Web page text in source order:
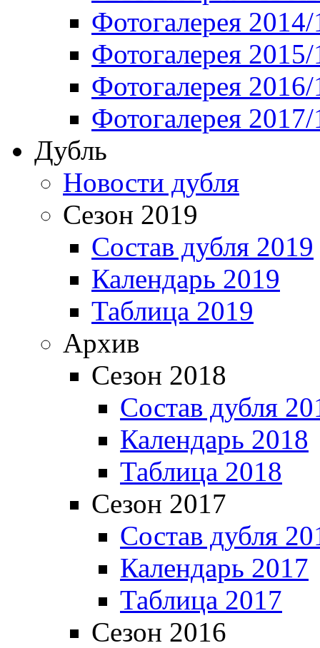
Фотогалерея
Фотогалерея
Фотогалерея
Фотогалерея
Дубль
Новости дубля
Сезон 2019
Состав дубля 2019
Календарь 2019
Таблица 2019
Архив
Сезон 2018
Состав дубля
Календарь 2018
Таблица 2018
Сезон 2017
Состав дубля
Календарь 2017
Таблица 2017
Сезон 2016